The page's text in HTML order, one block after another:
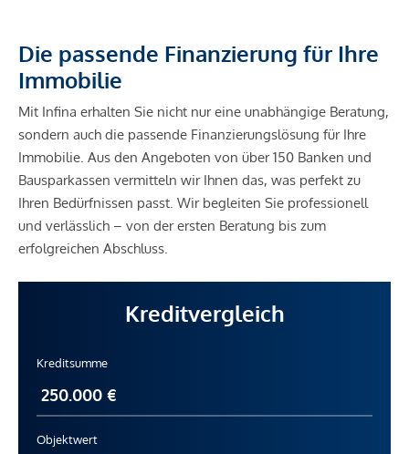
Die passende Finanzierung für Ihre
Immobilie
Mit Infina erhalten Sie nicht nur eine unabhängige Beratung,
sondern auch die passende Finanzierungslösung für Ihre
Immobilie. Aus den Angeboten von über 150 Banken und
Bausparkassen vermitteln wir Ihnen das, was perfekt zu
Ihren Bedürfnissen passt. Wir begleiten Sie professionell
und verlässlich – von der ersten Beratung bis zum
erfolgreichen Abschluss.
Kreditvergleich
Kreditsumme
Objektwert